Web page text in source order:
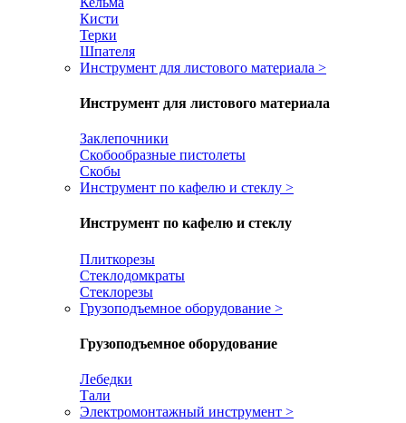
Кисти
Терки
Шпателя
Инструмент для листового материала >
Инструмент для листового материала
Заклепочники
Скобообразные пистолеты
Скобы
Инструмент по кафелю и стеклу >
Инструмент по кафелю и стеклу
Плиткорезы
Стеклодомкраты
Стеклорезы
Грузоподъемное оборудование >
Грузоподъемное оборудование
Лебедки
Тали
Электромонтажный инструмент >